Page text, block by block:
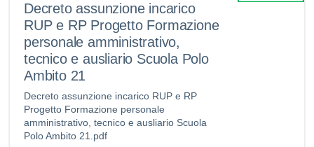
Decreto assunzione incarico
RUP e RP Progetto Formazione
personale amministrativo,
tecnico e ausliario Scuola Polo
Ambito 21
Decreto assunzione incarico RUP e RP
Progetto Formazione personale
amministrativo, tecnico e ausliario Scuola
Polo Ambito 21.pdf